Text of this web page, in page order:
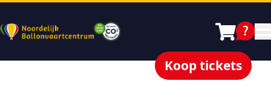
Koop tickets